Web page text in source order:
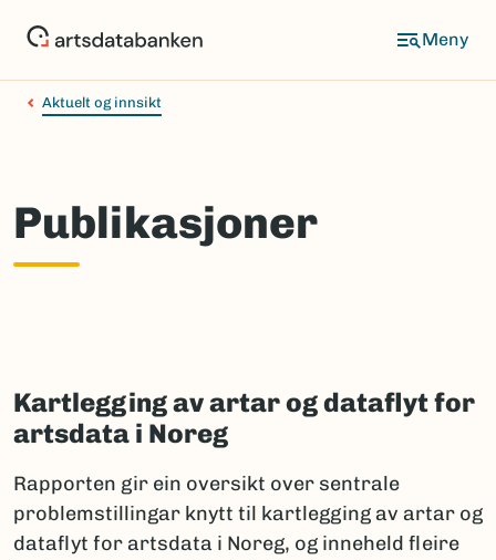
Aktuelt og innsikt
Publikasjoner
Kartlegging av artar og dataflyt for
artsdata i Noreg
Rapporten gir ein oversikt over sentrale
problemstillingar knytt til kartlegging av artar og
dataflyt for artsdata i Noreg, og inneheld fleire